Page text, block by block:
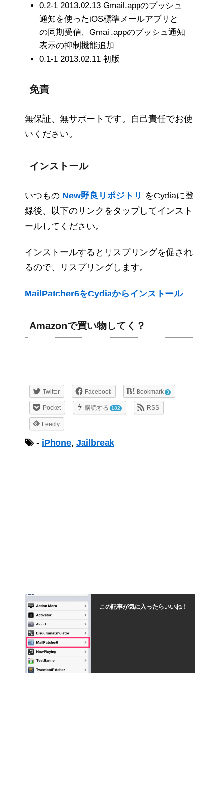
0.2-1 2013.02.13 Gmail.appのプッシュ
通知を使ったiOS標準メールアプリと
の同期受信、Gmail.appのプッシュ通知
表示の抑制機能追加
0.1-1 2013.02.11 初版
免責
無保証、無サポートです。自己責任でお使
いください。
インストール
いつもの New野良リポジトリ をCydiaに登
録後、以下のリンクをタップしてインスト
ールしてください。
インストールするとリスプリングを促され
るので、リスプリングします。
MailPatcher6をCydiaからインストール
Amazonで買い物してく？
Twitter Facebook Bookmark 3
Pocket 購読する 182 RSS
Feedly
- iPhone, Jailbreak
この記事が気に入ったらいいね！